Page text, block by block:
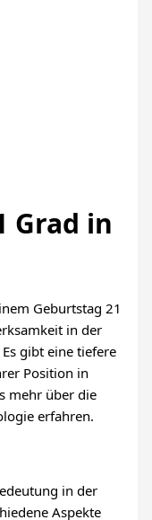
Grad in
Geburtstag 21
in der
gibt eine tiefere
Position in
mehr über die
erfahren.
in der
Aspekte